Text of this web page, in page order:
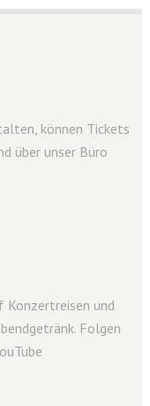
können Tickets
über unser Büro
Konzertreisen und
Folgen